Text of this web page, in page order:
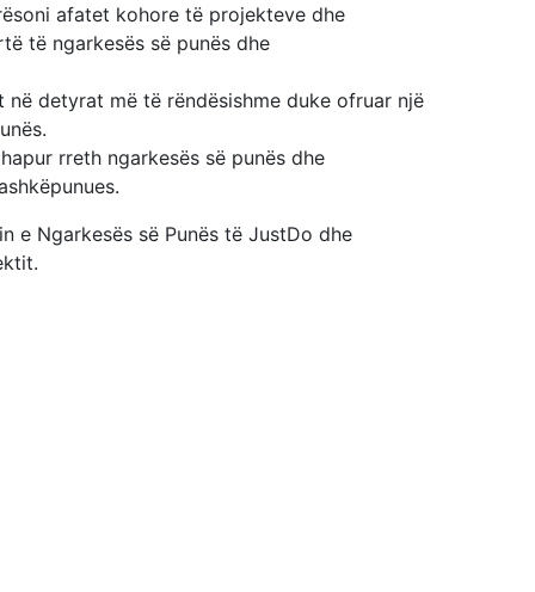
afatet kohore të projekteve dhe
të ngarkesës së punës dhe
detyrat më të rëndësishme duke ofruar një
rreth ngarkesës së punës dhe
e Ngarkesës së Punës të JustDo dhe